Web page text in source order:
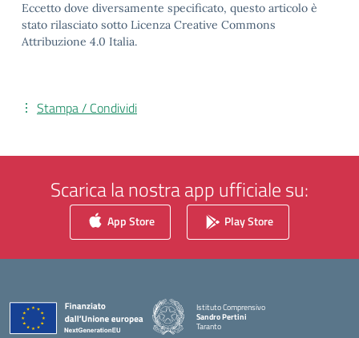
Eccetto dove diversamente specificato, questo articolo è
stato rilasciato sotto Licenza Creative Commons
Attribuzione 4.0 Italia.
Stampa / Condividi
Scarica la nostra app ufficiale su:
App Store Play Store
Istituto Comprensivo
Sandro Pertini
Taranto